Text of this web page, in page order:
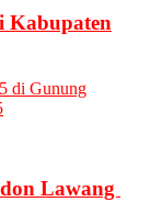
Kabupaten
Lawang